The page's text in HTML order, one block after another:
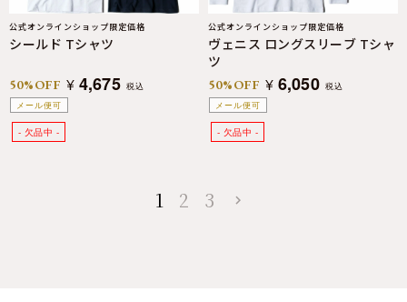
メール便可
公式オンラインショップ限定価格
シールド Tシャツ
50%OFF ¥ 4,675 税込
メール便可
公式オンラインショップ限定価格
ヴェニス ロングスリーブ Tシャ
ツ
50%OFF ¥ 6,050 税込
1 2 3